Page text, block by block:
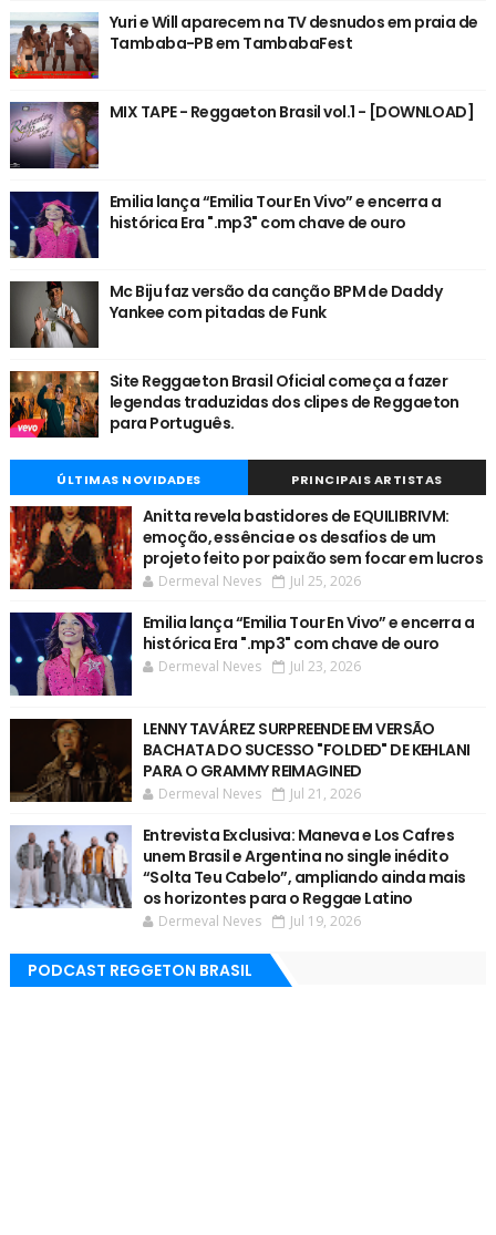
Yuri e Will aparecem na TV desnudos em praia de
Tambaba-PB em TambabaFest
MIX TAPE - Reggaeton Brasil vol.1 - [DOWNLOAD]
Emilia lança “Emilia Tour En Vivo” e encerra a
histórica Era ".mp3" com chave de ouro
Mc Biju faz versão da canção BPM de Daddy
Yankee com pitadas de Funk
Site Reggaeton Brasil Oficial começa a fazer
legendas traduzidas dos clipes de Reggaeton
para Português.
ÚLTIMAS NOVIDADES PRINCIPAIS ARTISTAS
Anitta revela bastidores de EQUILIBRIVM:
emoção, essência e os desafios de um
projeto feito por paixão sem focar em lucros
Dermeval Neves Jul 25, 2026
Emilia lança “Emilia Tour En Vivo” e encerra a
histórica Era ".mp3" com chave de ouro
Dermeval Neves Jul 23, 2026
LENNY TAVÁREZ SURPREENDE EM VERSÃO
BACHATA DO SUCESSO "FOLDED" DE KEHLANI
PARA O GRAMMY REIMAGINED
Dermeval Neves Jul 21, 2026
Entrevista Exclusiva: Maneva e Los Cafres
unem Brasil e Argentina no single inédito
“Solta Teu Cabelo”, ampliando ainda mais
os horizontes para o Reggae Latino
Dermeval Neves Jul 19, 2026
PODCAST REGGETON BRASIL